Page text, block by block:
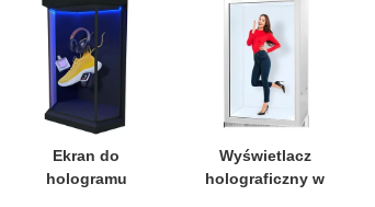
Ekran do
hologramu
Wyświetlacz
holograficzny w